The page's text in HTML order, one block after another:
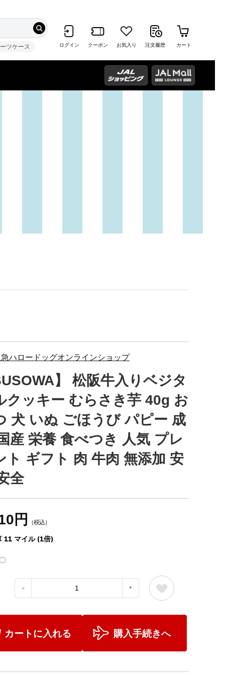
ツケース ログイン クーポン お気入り 注文履歴 カート
ハロードッグオンラインショップ
】 松阪牛入りベジタ
クッキー むらさき芋 40g お
犬 いぬ ごほうび パピー 成
産 栄養 食べつき 人気 プレ
ト ギフト 肉 牛肉 無添加 安
全
円 （税込）
11 マイル (1倍)
カートに入れる 購入手続きへ